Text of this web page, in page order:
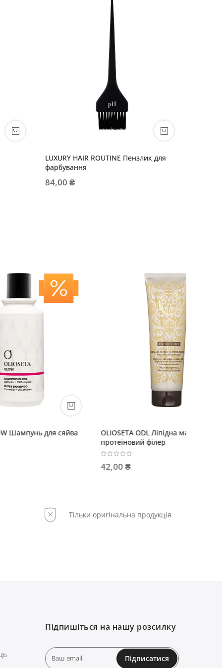
LUXURY HAIR ROUTINE Пензлик для
фарбування
84,00 ₴
сяйва
OLIOSETA ODL Ліпідна маска
протеїновий філер
Тільки оригінальна продукція
Підпишіться на нашу розсилку
Підписатися